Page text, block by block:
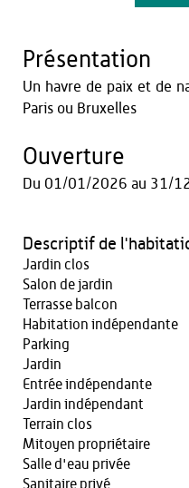
Présentation
Un havre de paix et de
Paris ou Bruxelles
Ouverture
Du 01/01/2026 au 31/
Descriptif de
Jardin clos
Salon de jardin
Terrasse balcon
Habitation indépendante
Parking
Jardin
Entrée indépendante
Jardin indépendant
Terrain clos
Mitoyen propriétaire
Salle d'eau privée
Sanitaire privé